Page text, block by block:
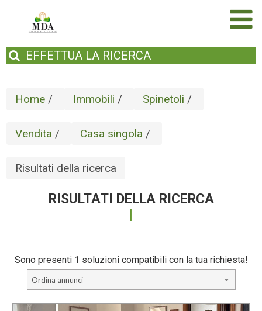
EFFETTUA LA RICERCA
Home / Immobili / Spinetoli /
Vendita / Casa singola /
Risultati della ricerca
RISULTATI DELLA RICERCA
Sono presenti 1 soluzioni compatibili con la tua richiesta!
Ordina annunci